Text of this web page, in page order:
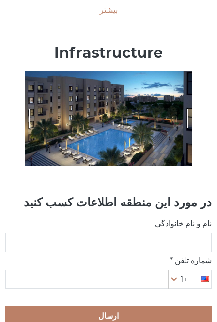
بیشتر
Infrastructure
در مورد این منطقه اطلاعات کسب کنید
نام و نام خانوادگی
شماره تلفن *
+1
ارسال